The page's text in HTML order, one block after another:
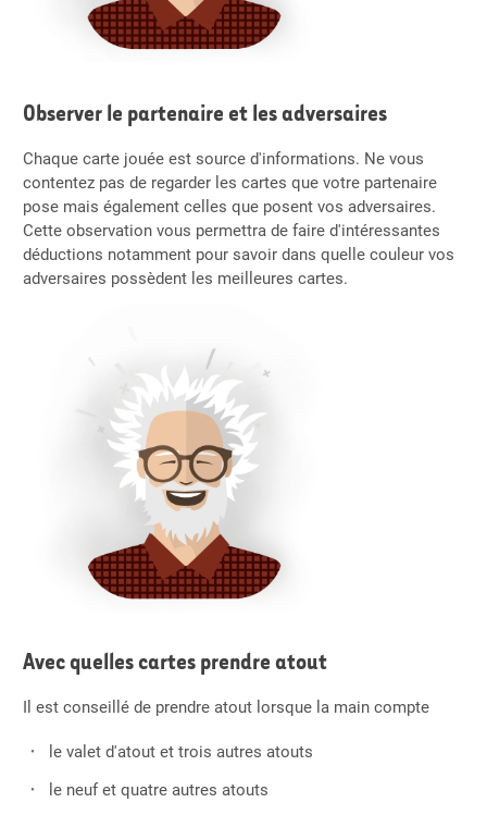
Observer le partenaire et les adversaires
Chaque carte jouée est source d'informations. Ne vous
contentez pas de regarder les cartes que votre partenaire
pose mais également celles que posent vos adversaires.
Cette observation vous permettra de faire d'intéressantes
déductions notamment pour savoir dans quelle couleur vos
adversaires possèdent les meilleures cartes.
Avec quelles cartes prendre atout
Il est conseillé de prendre atout lorsque la main compte
le valet d'atout et trois autres atouts
le neuf et quatre autres atouts